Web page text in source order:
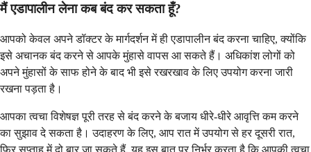
मैं एडापालीन लेना कब बंद कर सकता हूँ?
आपको केवल अपने डॉक्टर के मार्गदर्शन में ही एडापालीन बंद करना चाहिए, क्योंकि
इसे अचानक बंद करने से आपके मुंहासे वापस आ सकते हैं। अधिकांश लोगों को
अपने मुंहासों के साफ होने के बाद भी इसे रखरखाव के लिए उपयोग करना जारी
रखना पड़ता है।
आपका त्वचा विशेषज्ञ पूरी तरह से बंद करने के बजाय धीरे-धीरे आवृत्ति कम करने
का सुझाव दे सकता है। उदाहरण के लिए, आप रात में उपयोग से हर दूसरी रात,